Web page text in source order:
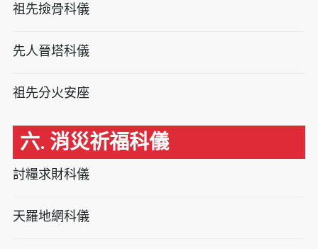
祖先撿骨科儀
先人晉塔科儀
祖先分火安座
六. 消災祈福科儀
討糧求財科儀
天羅地網科儀